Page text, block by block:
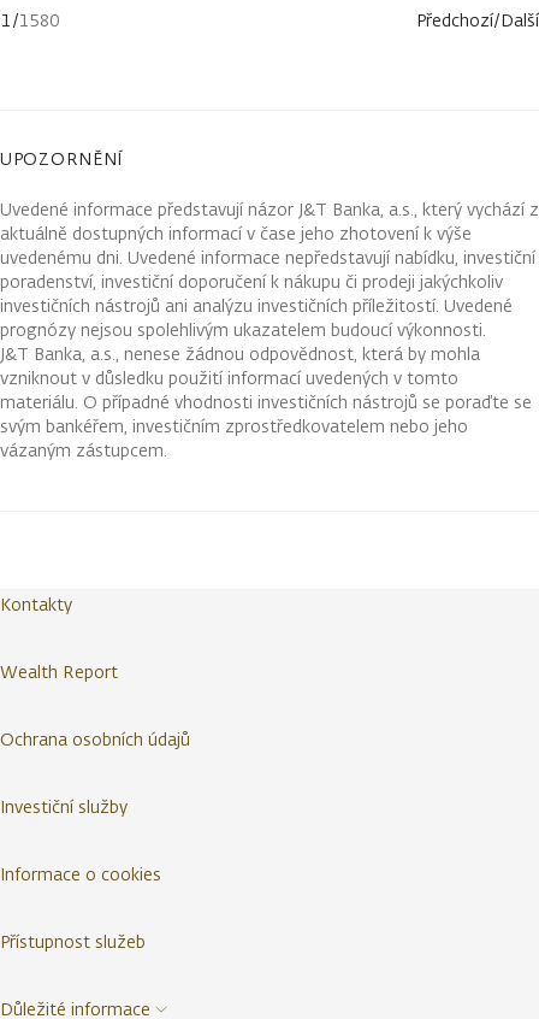
1/1580 Předchozí/Další
UPOZORNĚNÍ
Uvedené informace představují názor J&T Banka, a.s., který vychází z
aktuálně dostupných informací v čase jeho zhotovení k výše
uvedenému dni. Uvedené informace nepředstavují nabídku, investiční
poradenství, investiční doporučení k nákupu či prodeji jakýchkoliv
investičních nástrojů ani analýzu investičních příležitostí. Uvedené
prognózy nejsou spolehlivým ukazatelem budoucí výkonnosti.
J&T Banka, a.s., nenese žádnou odpovědnost, která by mohla
vzniknout v důsledku použití informací uvedených v tomto
materiálu. O případné vhodnosti investičních nástrojů se poraďte se
svým bankéřem, investičním zprostředkovatelem nebo jeho
vázaným zástupcem.
Kontakty
Wealth Report
Ochrana osobních údajů
Investiční služby
Informace o cookies
Přístupnost služeb
Důležité informace